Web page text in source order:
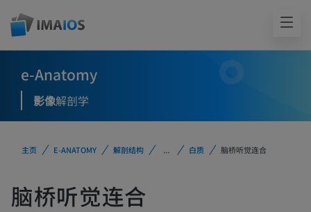
e-Anatomy
影像解剖学
主页 E-ANATOMY 解剖结构 ... 白质 脑桥听觉连合
脑桥听觉连合